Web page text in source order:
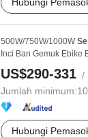
500W/750W/1000W
Inci Ban Gemuk Ebike
US$290-331 /
Jumlah minimum:
Hubungi